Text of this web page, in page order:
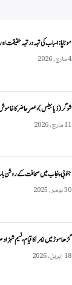
موٹاپا: اسباب کی تہہ در تہہ حقیقت
4 مارچ, 2026
شوگر (ذیابیطس)، عصرِ حاضر کا
11 مارچ, 2026
جنوبی پنجاب میں صحافت کے روشن
30 نومبر, 2025
گڑھاموڑ میں ایمرا کا قیام، نسیم
18 اپریل, 2026